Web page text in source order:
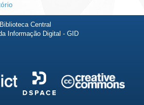
Central
Informação Digital - GID